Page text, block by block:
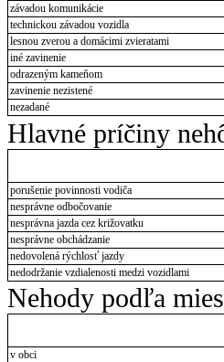
závadou komunikácie
technickou závadou vozidla
lesnou zverou a domácimi zvieratami
iné zavinenie
odrazeným kameňom
zavinenie nezistené
nezadané
Hlavné príčiny
porušenie povinnosti vodiča
nesprávne odbočovanie
nesprávna jazda cez križovatku
nesprávne obchádzanie
nedovolená rýchlosť jazdy
nedodržanie vzdialenosti medzi vozidlami
Nehody podľa
v obci